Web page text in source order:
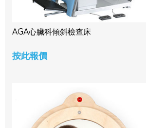
AGA心臟科傾斜檢查床
按此報價